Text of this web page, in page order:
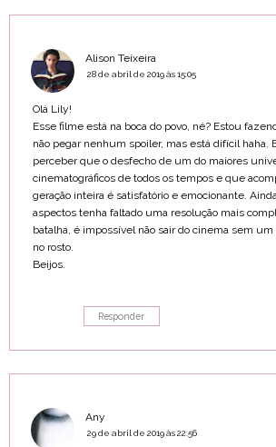
Alison Teixeira
28 de abril de 2019 às 15:05
Olá Lily!
Esse filme está na boca do povo, né? Estou
não pegar nenhum spoiler, mas está difícil haha.
perceber que o desfecho de um do maiores
cinematográficos de todos os tempos e que
geração inteira é satisfatório e emocionante.
aspectos tenha faltado uma resolução mais
batalha, é impossível não sair do cinema sem um
no rosto.
Beijos.
Responder
Any
29 de abril de 2019 às 22:56